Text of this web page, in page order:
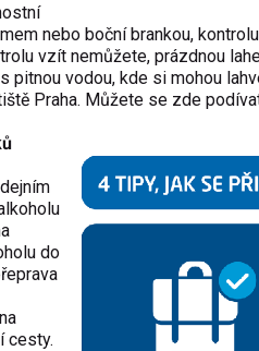
nebo boční brankou,
vzít nemůžete, prázdnou
vodou, kde si mohou
Praha. Můžete se zde
do
cesty.